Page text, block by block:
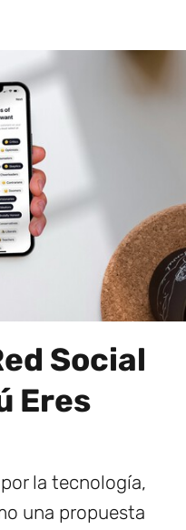
Social
Eres
la tecnología,
una propuesta